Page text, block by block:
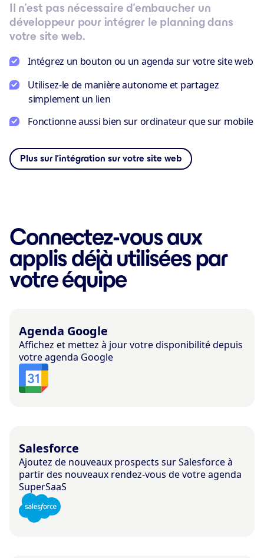
Il n’est pas nécessaire d’embaucher un
développeur pour intégrer le planning dans
votre site web.
Intégrez un bouton ou un agenda sur votre site web
Utilisez-le de manière autonome et partagez
simplement un lien
Fonctionne aussi bien sur ordinateur que sur mobile
Plus sur l’intégration sur votre site web
Connectez-vous aux
applis déjà utilisées par
votre équipe
Agenda Google
Affichez et mettez à jour votre disponibilité depuis
votre agenda Google
Salesforce
Ajoutez de nouveaux prospects sur Salesforce à
partir des nouveaux rendez-vous de votre agenda
SuperSaaS